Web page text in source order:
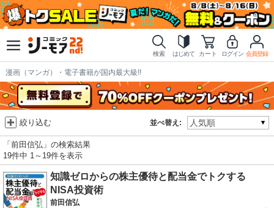
検索 はじめて カート ログイン 会員登録
漫画（マンガ）・電子書籍が国内最大級!!
並べ替え:
絞り込む
「前田信弘」の検索結果
19件中 1～19件を表示
知識ゼロからの株主優待と配当金でトクする
NISA投資術
前田信弘